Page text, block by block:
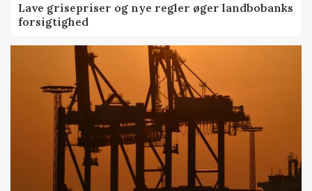
Lave grisepriser og nye regler øger landbobanks
forsigtighed